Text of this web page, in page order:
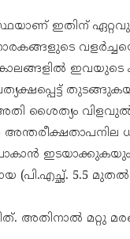
ഇതിന്
ഇവയുടെ
ശൈത്യം
അന്തരീക്ഷതാപനില
ഇടയാക്കുകയും
5.5 മുതൽ
അതിനാൽ മറ്റു